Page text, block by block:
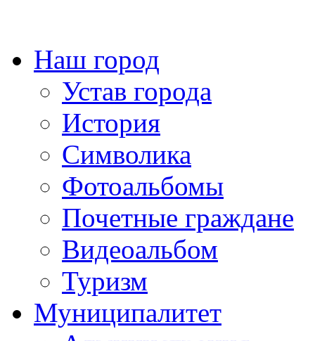
Наш город
Устав города
История
Символика
Фотоальбомы
Почетные граждане
Видеоальбом
Туризм
Муниципалитет